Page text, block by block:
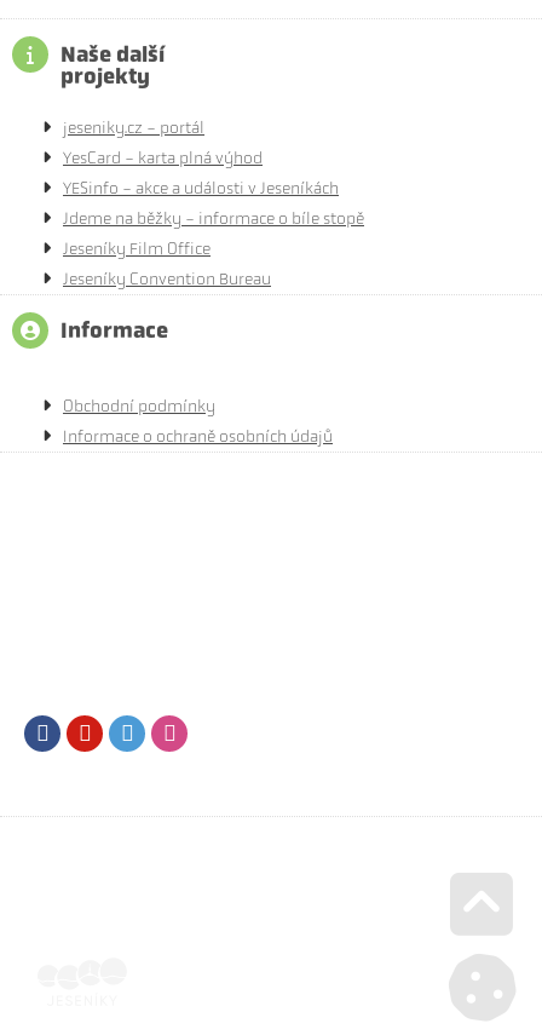
Naše další
projekty
jeseniky.cz - portál
YesCard - karta plná výhod
YESinfo - akce a události v Jeseníkách
Jdeme na běžky - informace o bíle stopě
Jeseníky Film Office
Jeseníky Convention Bureau
Informace
Obchodní podmínky
Informace o ochraně osobních údajů
FacebookYoutubeTwitter
Go